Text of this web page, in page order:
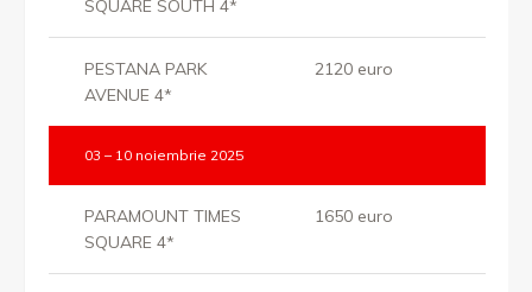
SQUARE SOUTH 4*
PESTANA PARK
AVENUE 4*
2120 euro
03 – 10 noiembrie 2025
PARAMOUNT TIMES
SQUARE 4*
1650 euro